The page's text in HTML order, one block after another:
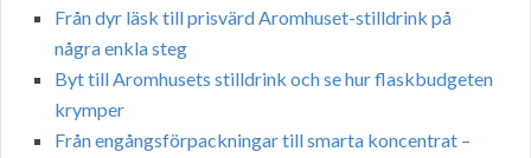
Från dyr läsk till prisvärd Aromhuset-stilldrink på
några enkla steg
Byt till Aromhusets stilldrink och se hur flaskbudgeten
krymper
Från engångsförpackningar till smarta koncentrat –